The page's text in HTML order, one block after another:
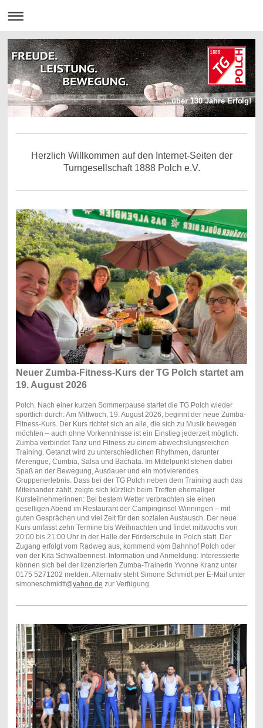
...über 130 Jahre Erfolg!
Herzlich Willkommen auf den Internet-Seiten der
Turngesellschaft 1888 Polch e.V.
Neuer Zumba-Fitness-Kurs der TG Polch startet am
19. August 2026
Polch. Nach einer kurzen Sommerpause startet die TG Polch wieder
sportlich durch: Am Mittwoch, 19. August 2026, beginnt der neue Zumba-
Fitness-Kurs. Der Kurs richtet sich an alle, die sich zu Musik bewegen
möchten – auch ohne Vorkenntnisse ist ein Einstieg jederzeit möglich.
Zumba verbindet Tanz und Fitness zu einem abwechslungsreichen
Training. Getanzt wird zu unterschiedlichen Rhythmen, darunter
Merengue, Cumbia, Salsa und Bachata. Im Mittelpunkt stehen dabei
Spaß an der Bewegung, Ausdauer und ein motivierendes
Gruppenerlebnis. Dass bei der TG Polch neben dem Training auch das
Miteinander zählt, zeigte sich kürzlich beim Treffen ehemaliger
Kursteilnehmerinnen: Bei bestem Wetter verbrachten sie einen
geselligen Abend im Restaurant der Campinginsel Winningen – mit
guten Gesprächen und viel Zeit für den sozialen Austausch. Der neue
Kurs umfasst zehn Termine bis Weihnachten und findet mittwochs von
20:00 bis 21:00 Uhr in der Halle der Förderschule in Polch statt. Der
Zugang erfolgt vom Radweg aus, kommend vom Bahnhof Polch oder
von der Kita Schwalbennest. Information und Anmeldung: Interessierte
können sich bei der lizenzierten Zumba-Trainerin Yvonne Kranz unter
0175 5271202 melden. Alternativ steht Simone Schmidt per E-Mail unter
simoneschmidtt@yahoo.de zur Verfügung.